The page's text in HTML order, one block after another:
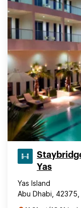
Yas
Yas Island
Abu Dhabi,